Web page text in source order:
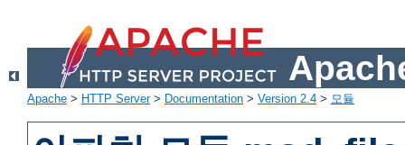
Apache > HTTP Server> Documentation > Version 2.4 > 모듈